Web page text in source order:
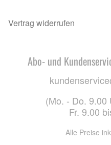
Vertrag widerrufen
Abo- und
(Mo. - Do. 9.00
Fr. 9.00
Alle Preise